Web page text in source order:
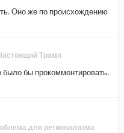
Оно же по происхождению
Трамп
было бы прокомментировать.
для регионализма